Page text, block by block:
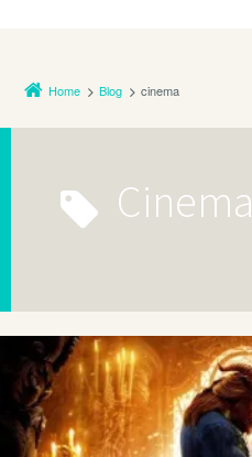
Home Blog cinema
cinema